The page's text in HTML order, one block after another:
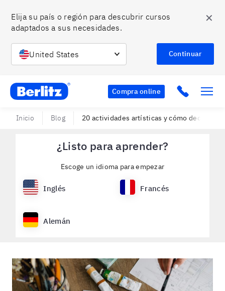
Elija su país o región para descubrir cursos
adaptados a sus necesidades.
United States Continuar
✕
Berlitz Chile Compra online Click to
Inicio Blog 20 actividades artísticas y cómo decirlas
¿Listo para aprender?
Escoge un idioma para empezar
Inglés Francés
Alemán